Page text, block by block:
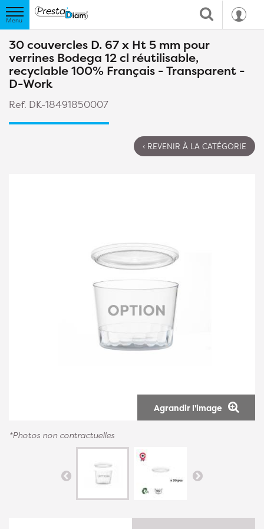
30 couvercles D. 67 x Ht 5 mm pour
verrines Bodega 12 cl réutilisable,
recyclable 100% Français - Transparent -
D-Work
Ref. DK-18491850007
‹ REVENIR À LA CATÉGORIE
Agrandir l'image
*Photos non contractuelles